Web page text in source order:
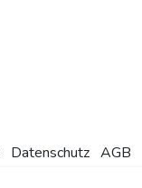
Datenschutz AGB